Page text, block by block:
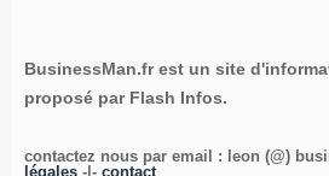
BusinessMan.fr est un site
proposé par Flash Infos.
contactez nous par email : leon (@)
légales -|- contact